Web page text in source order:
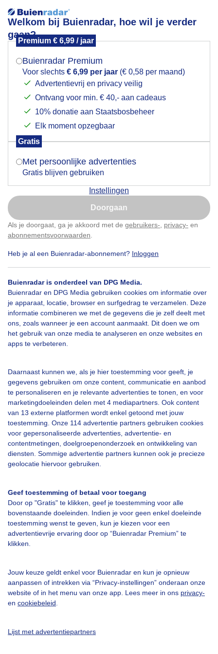
Welkom bij Buienradar, hoe wil je verder
gaan?
Premium € 6,99 / jaar
Buienradar Premium
Voor slechts € 6,99 per jaar (€ 0,58 per maand)
Advertentievrij en privacy veilig
Ontvang voor min. € 40,- aan cadeaus
10% donatie aan Staatsbosbeheer
Elk moment opzegbaar
Gratis
Met persoonlijke advertenties
Gratis blijven gebruiken
Instellingen
Doorgaan
Als je doorgaat, ga je akkoord met de gebruikers- privacy- en
abonnementsvoorwaarden
Heb je al een Buienradar-abonnement? Inloggen
Buienradar is onderdeel van DPG Media.
Buienradar en DPG Media gebruiken cookies om informatie over
je apparaat, locatie, browser en surfgedrag te verzamelen. Deze
informatie combineren we met de gegevens die je zelf deelt met
ons, zoals wanneer je een account aanmaakt. Dit doen we om
het gebruik van onze media te analyseren en onze websites en
apps te verbeteren.
Daarnaast kunnen we, als je hier toestemming voor geeft, je
gegevens gebruiken om onze content, communicatie en aanbod
te personaliseren en je relevante advertenties te tonen, en voor
marketingdoeleinden delen met 4 mediapartners. Ook content
van 13 externe platformen wordt enkel getoond met jouw
toestemming. Onze 114 advertentie partners gebruiken cookies
voor gepersonaliseerde advertenties, advertentie- en
contentmetingen, doelgroepenonderzoek en ontwikkeling van
diensten. Sommige advertentie partners kunnen ook je precieze
geolocatie hiervoor gebruiken.
Geef toestemming of betaal voor toegang
Door op "Gratis" te klikken, geef je toestemming voor alle
bovenstaande doeleinden. Indien je voor geen enkel doeleinde
toestemming wenst te geven, kun je kiezen voor een
advertentievrije ervaring door op “Buienradar Premium” te
klikken.
Jouw keuze geldt enkel voor Buienradar en kun je opnieuw
aanpassen of intrekken via “Privacy-instellingen” onderaan onze
website of in het menu van onze app. Lees meer in ons privacy-
en cookiebeleid
Lijst met advertentiepartners
Steeds meer wolken en appels aan de bomen
Door: Burry van den Brink Gemaakt: 03-08-2025, 59x bekeken
Een moment geduld aub...
Over Buienradar
Bedrijfsgegevens
Veelgestelde vragen
Contact
Gebruikersvoorwaarden
Adverteren
Buienradar Team
Privacy beleid
Privacy instellingen
Gratis weerdata
Buienradar
Mogen we je locatie gebruiken voor het
Indien je hier nog geen akkoord op hebt gegeven,
verschijnt er zo een pop-up uit je browser waarin
Is goed, toon de popup
Nu niet, misschien later
Klik hierom dit aan te passen